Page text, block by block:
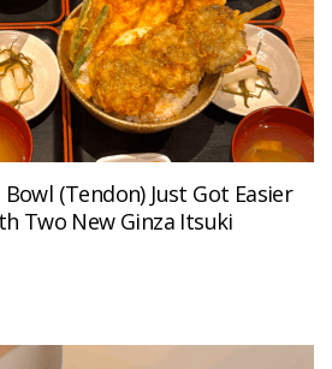
(Tendon) Just Got Easier
Two New Ginza Itsuki